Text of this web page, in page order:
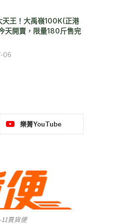
天王！大禹嶺100K(正港
天開賣，限量180斤售完
06
樂菁YouTube
賣貨便